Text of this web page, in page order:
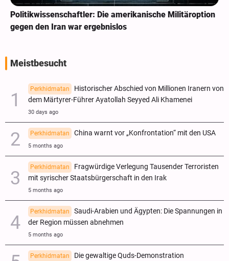
Politikwissenschaftler: Die amerikanische Militäroption
gegen den Iran war ergebnislos
Meistbesucht
Perkhidmatan
Historischer Abschied von Millionen Iranern von
dem Märtyrer-Führer Ayatollah Seyyed Ali Khamenei
30 days ago
Perkhidmatan China warnt vor „Konfrontation“ mit den USA
5 months ago
Perkhidmatan
Fragwürdige Verlegung Tausender Terroristen
mit syrischer Staatsbürgerschaft in den Irak
5 months ago
Perkhidmatan
Saudi-Arabien und Ägypten: Die Spannungen in
der Region müssen abnehmen
5 months ago
Perkhidmatan Die gewaltige Quds-Demonstration